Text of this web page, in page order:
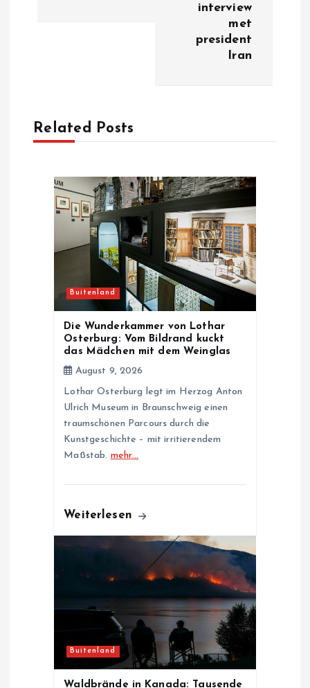
interview
met
president
Iran
Related Posts
Buitenland
Die Wunderkammer von Lothar
Osterburg: Vom Bildrand kuckt
das Mädchen mit dem Weinglas
August 9, 2026
Lothar Osterburg legt im Herzog Anton
Ulrich Museum in Braunschweig einen
traumschönen Parcours durch die
Kunstgeschichte – mit irritierendem
Maßstab. mehr…
Weiterlesen
Buitenland
Waldbrände in Kanada: Tausende